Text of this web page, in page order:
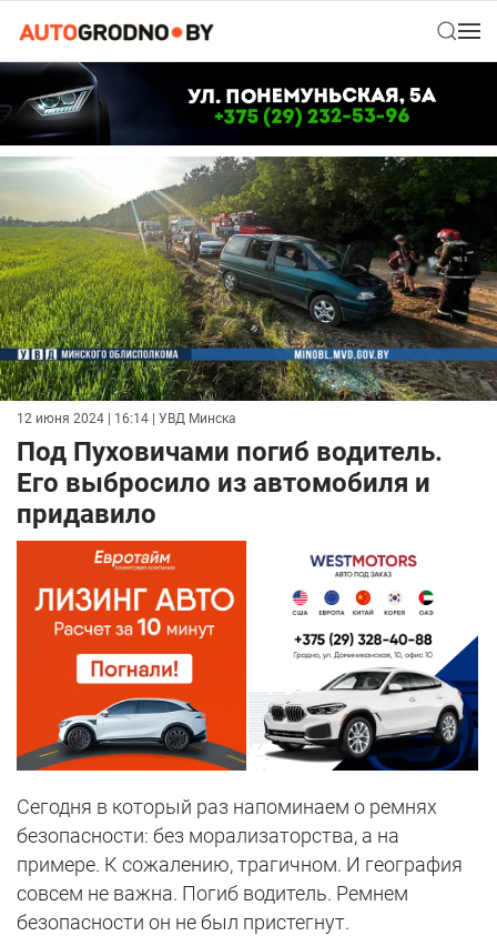
12 июня 2024 | 16:14 | УВД Минска
Под Пуховичами погиб водитель.
Его выбросило из автомобиля и
придавило
Сегодня в который раз напоминаем о ремнях
безопасности: без морализаторства, а на
примере. К сожалению, трагичном. И география
совсем не важна. Погиб водитель. Ремнем
безопасности он не был пристегнут.